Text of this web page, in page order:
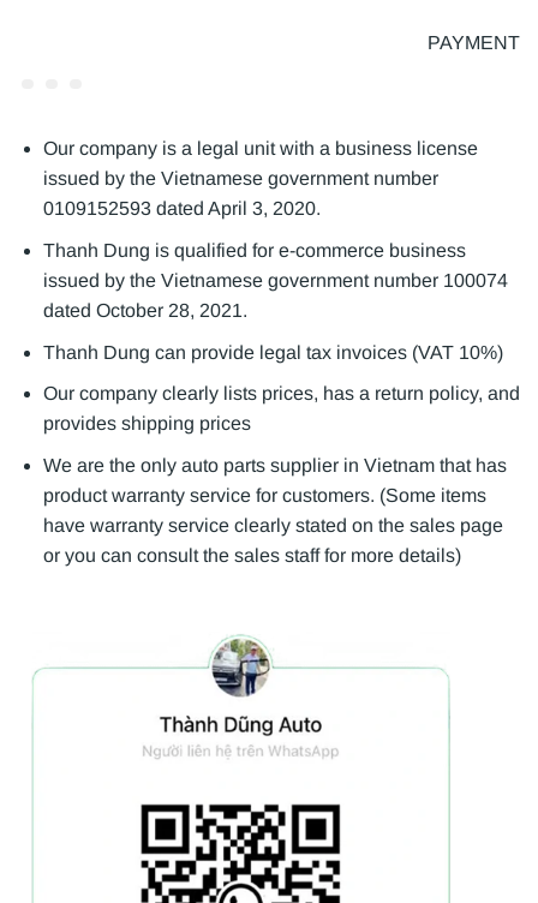
PAYMENT
Our company is a legal unit with a business license
issued by the Vietnamese government number
0109152593 dated April 3, 2020.
Thanh Dung is qualified for e-commerce business
issued by the Vietnamese government number 100074
dated October 28, 2021.
Thanh Dung can provide legal tax invoices (VAT 10%)
Our company clearly lists prices, has a return policy, and
provides shipping prices
We are the only auto parts supplier in Vietnam that has
product warranty service for customers. (Some items
have warranty service clearly stated on the sales page
or you can consult the sales staff for more details)